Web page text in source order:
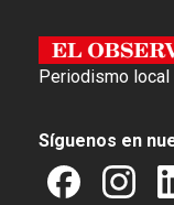
Periodismo
Síguenos en